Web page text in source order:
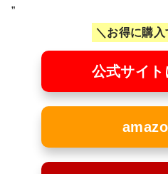
”
お得に購入
公式サイト